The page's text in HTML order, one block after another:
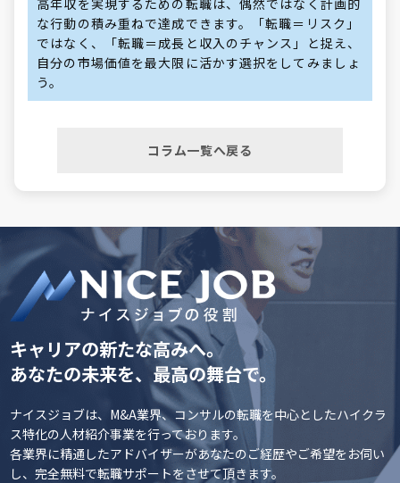
高年収を実現するための転職は、偶然ではなく計画的
な行動の積み重ねで達成できます。「転職＝リスク」
ではなく、「転職＝成長と収入のチャンス」と捉え、
自分の市場価値を最大限に活かす選択をしてみましょ
う。
コラム一覧へ戻る
キャリアの新たな高みへ。
あなたの未来を、最高の舞台で。
ナイスジョブは、M&A業界、コンサルの転職を中心としたハイクラ
ス特化の人材紹介事業を行っております。
各業界に精通したアドバイザーがあなたのご経歴やご希望をお伺い
し、完全無料で転職サポートをさせて頂きます。